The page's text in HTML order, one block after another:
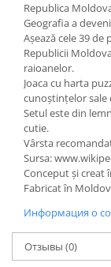
Republica
Geografia a
Așează cele 39 de
Republicii
raioanelor.
Joaca cu harta
cunoștințelor sale
Setul este din
cutie.
Vârsta
Sursa:
Conceput și creat
Fabricat în
Информация о
Отзывы (0)